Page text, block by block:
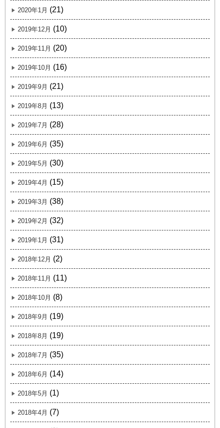
2020年1月 (21)
2019年12月 (10)
2019年11月 (20)
2019年10月 (16)
2019年9月 (21)
2019年8月 (13)
2019年7月 (28)
2019年6月 (35)
2019年5月 (30)
2019年4月 (15)
2019年3月 (38)
2019年2月 (32)
2019年1月 (31)
2018年12月 (2)
2018年11月 (11)
2018年10月 (8)
2018年9月 (19)
2018年8月 (19)
2018年7月 (35)
2018年6月 (14)
2018年5月 (1)
2018年4月 (7)